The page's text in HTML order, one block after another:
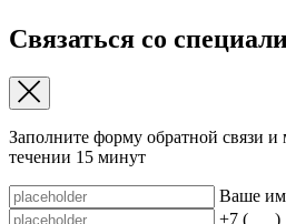
Связаться со
Заполните форму обратной связи
течении 15 минут
Ваше
+7 (___)